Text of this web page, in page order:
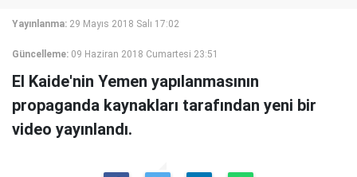
Yayınlanma: 29 Mayıs 2018 Salı 17:02
Güncelleme: 09 Haziran 2018 Cumartesi 23:51
El Kaide'nin Yemen yapılanmasının
propaganda kaynakları tarafından yeni bir
video yayınlandı.